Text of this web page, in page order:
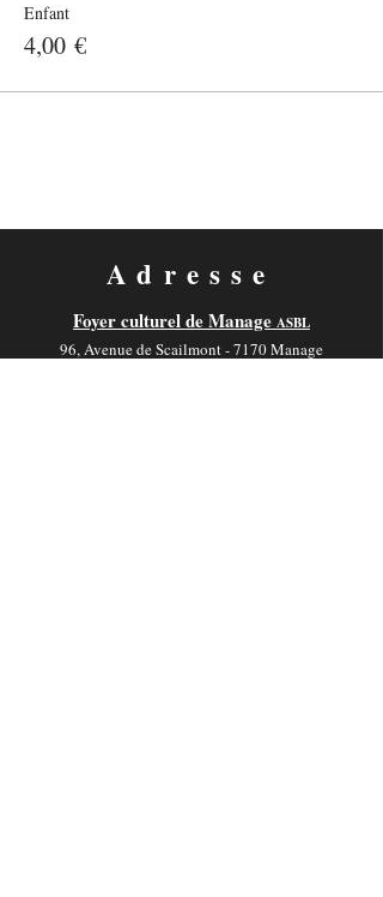
Enfant
4,00 €
Adresse
Foyer culturel de Manage ASBL
96, Avenue de Scailmont - 7170 Manage